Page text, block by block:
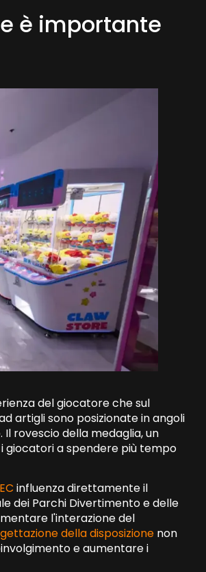
è importante
del giocatore che sul
artigli sono posizionate in angoli
rovescio della medaglia, un
giocatori a spendere più tempo
influenza direttamente il
dei Parchi Divertimento e delle
l'interazione del
della disposizione non
e aumentare i